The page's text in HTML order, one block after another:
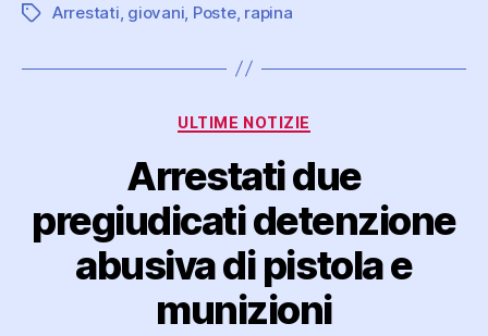
Tag Arrestati, giovani, Poste, rapina
Categorie
ULTIME NOTIZIE
Arrestati due
pregiudicati detenzione
abusiva di pistola e
munizioni